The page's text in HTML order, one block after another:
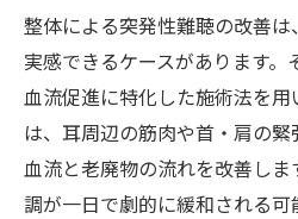
整体による突発性難聴の改善
実感できるケースがあります。
血流促進に特化した施術法を
は、耳周辺の筋肉や首・肩の緊
血流と老廃物の流れを改善しま
調が一日で劇的に緩和される可